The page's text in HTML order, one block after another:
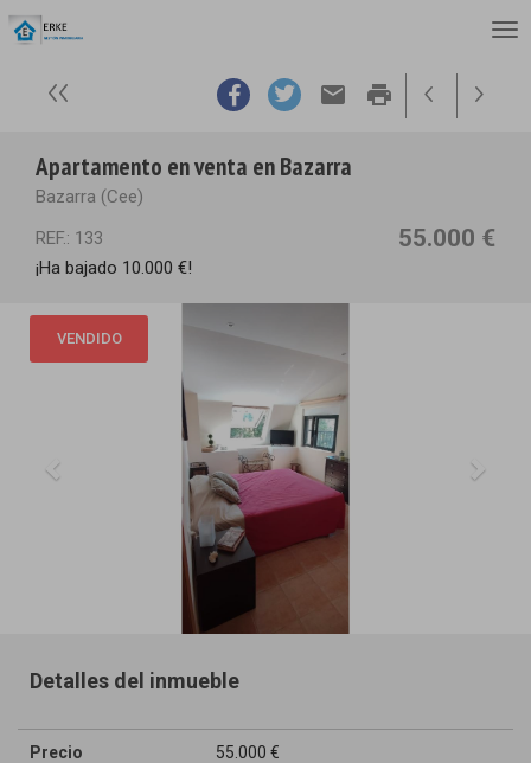
email print
Apartamento en venta en Bazarra
Bazarra (Cee)
REF.: 133
55.000 €
¡Ha bajado 10.000 €!
VENDIDO
Detalles del inmueble
Precio 55.000 €